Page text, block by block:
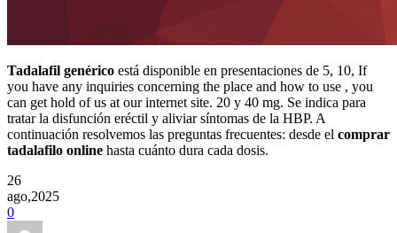
Tadalafil genérico está disponible en presentaciones de 5, 10, If
you have any inquiries concerning the place and how to use , you
can get hold of us at our internet site. 20 y 40 mg. Se indica para
tratar la disfunción eréctil y aliviar síntomas de la HBP. A
continuación resolvemos las preguntas frecuentes: desde el comprar
tadalafilo online hasta cuánto dura cada dosis.
26
ago,2025
0